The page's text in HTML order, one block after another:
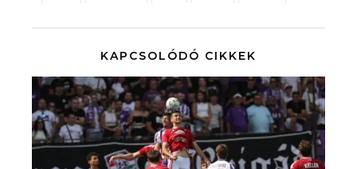
KAPCSOLÓDÓ CIKKEK